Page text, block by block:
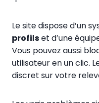
Le site dispose d’un
profilset d’une
Vous pouvez aussi
utilisateur en un clic.
discret sur votre